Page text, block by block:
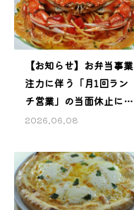
【お知らせ】お弁当事業
注力に伴う「月1回ラン
チ営業」の当面休止につ
いて
2026.06.08